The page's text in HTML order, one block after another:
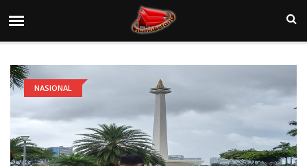
NASIONAL